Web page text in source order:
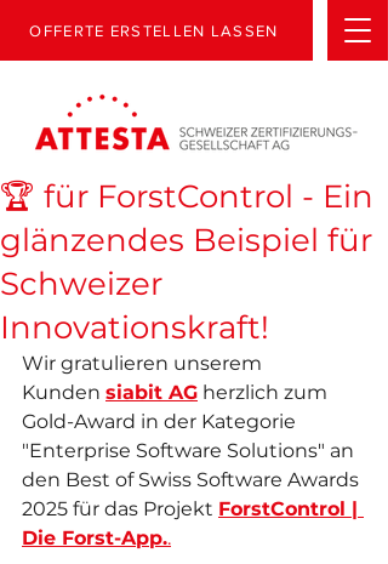
OFFERTE ERSTELLEN LASSEN
🏆 für ForstControl - Ein
glänzendes Beispiel für
Schweizer
Innovationskraft!
Wir gratulieren unserem
Kunden siabit AG herzlich zum
Gold-Award in der Kategorie
"Enterprise Software Solutions" an
den Best of Swiss Software Awards
2025 für das Projekt ForstControl |
Die Forst-App..